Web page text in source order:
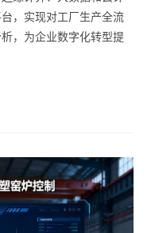
，实现对工厂生产全流
，为企业数字化转型提